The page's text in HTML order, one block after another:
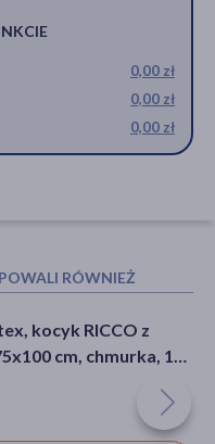
0,00 zł
0,00 zł
0,00 zł
RÓWNIEŻ
kocyk RICCO z
cm, chmurka, 1
Microlife NC 200,
medyczny, gorączka